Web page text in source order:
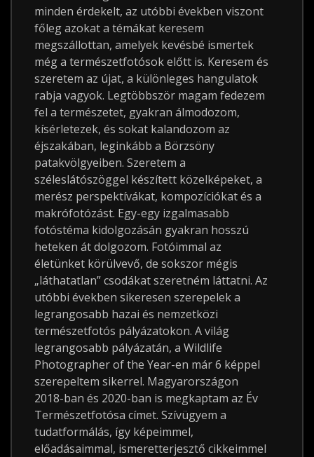
minden érdekelt, az utóbbi években viszont
főleg azokat a témákat keresem
megszállottan, amelyek kevésbé ismertek
még a természetfotósok előtt is. Keresem és
szeretem az újat, a különleges hangulatok
rabja vagyok. Legtöbbször magam fedezem
fel a természetet, gyakran álmodozom,
kísérletezek, és sokat kalandozom az
éjszakában, leginkább a Börzsöny
patakvölgyeiben. Szeretem a
széleslátószöggel készített közelképeket, a
merész perspektívákat, kompozíciókat és a
makrófotózást. Egy-egy izgalmasabb
fotóstéma kidolgozásán gyakran hosszú
heteken át dolgozom. Fotóimmal az
életünket körülvevő, de sokszor mégis
„láthatatlan” csodákat szeretném láttatni. Az
utóbbi években sikeresen szerepelek a
legrangosabb hazai és nemzetközi
természetfotós pályázatokon. A világ
legrangosabb pályázatán, a Wildlife
Photographer of the Year-en már 6 képpel
szerepeltem sikerrel. Magyarországon
2018-ban és 2020-ban is megkaptam az Év
Természetfotósa címet. Szívügyem a
tudatformálás, így képeimmel,
előadásaimmal, ismeretterjesztő cikkeimmel